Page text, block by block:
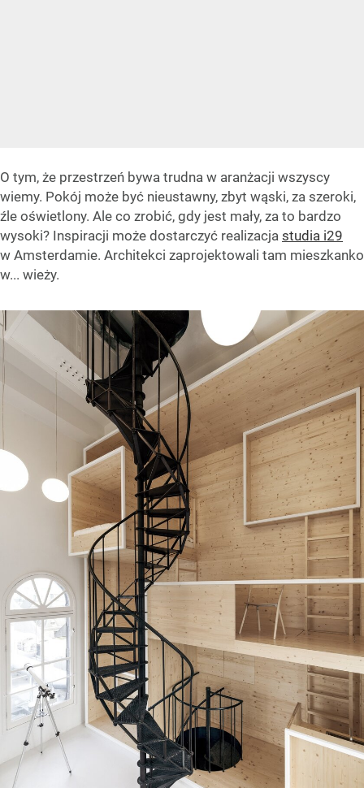
O tym, że przestrzeń bywa trudna w aranżacji wszyscy
wiemy. Pokój może być nieustawny, zbyt wąski, za szeroki,
źle oświetlony. Ale co zrobić, gdy jest mały, za to bardzo
wysoki? Inspiracji może dostarczyć realizacja studia i29
w Amsterdamie. Architekci zaprojektowali tam mieszkanko
w... wieży.